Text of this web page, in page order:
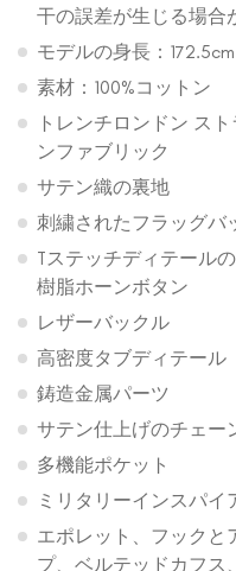
干の誤差が生じる場合
モデルの身長：
素材：100%コットン
トレンチロンドン ス
ンファブリック
サテン織の裏地
刺繍されたフラッグバ
Tステッチディテール
樹脂ホーンボタン
レザーバックル
高密度タブディテール
鋳造金属パーツ
サテン仕上げのチェー
多機能ポケット
ミリタリーインスパイ
エポレット、フックと
プ、ベルテッドカフス